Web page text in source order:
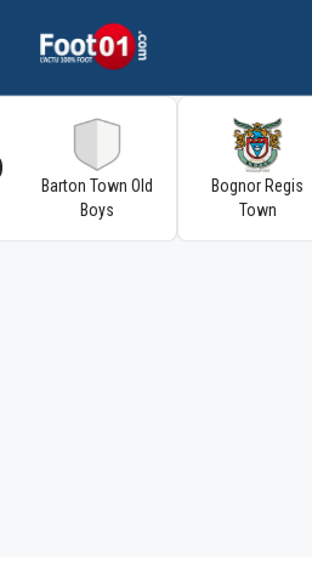
Barton Town Old
Boys
Bognor Regis
Town